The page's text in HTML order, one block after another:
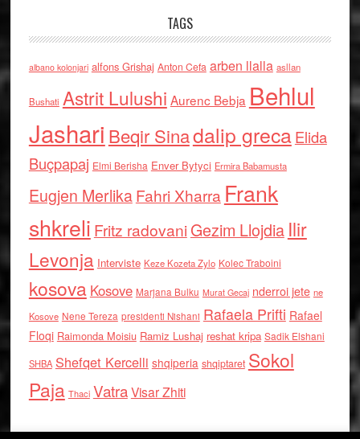
TAGS
albano kolonjari alfons Grishaj Anton Cefa arben llalla asllan
Bushati Astrit Lulushi Aurenc Bebja Behlul
Jashari Beqir Sinadalip grecaElida
Buçpapaj Elmi Berisha Enver Bytyci Ermira Babamusta
Eugjen MerlikaFahri Xharra Frank
shkreli Fritz radovaniGezim Llojdia Ilir
Levonja Interviste Keze Kozeta Zylo Kolec Traboini
kosova Kosove Marjana Bulku Murat Gecaj nderroi jete ne
Kosove Nene Tereza presidenti Nishani Rafaela Prifti Rafael
Floqi Raimonda Moisiu Ramiz Lushaj reshat kripa Sadik Elshani
SHBA Shefqet Kercelli shqiperia shqiptaret Sokol
Paja Thaci VatraVisar Zhiti